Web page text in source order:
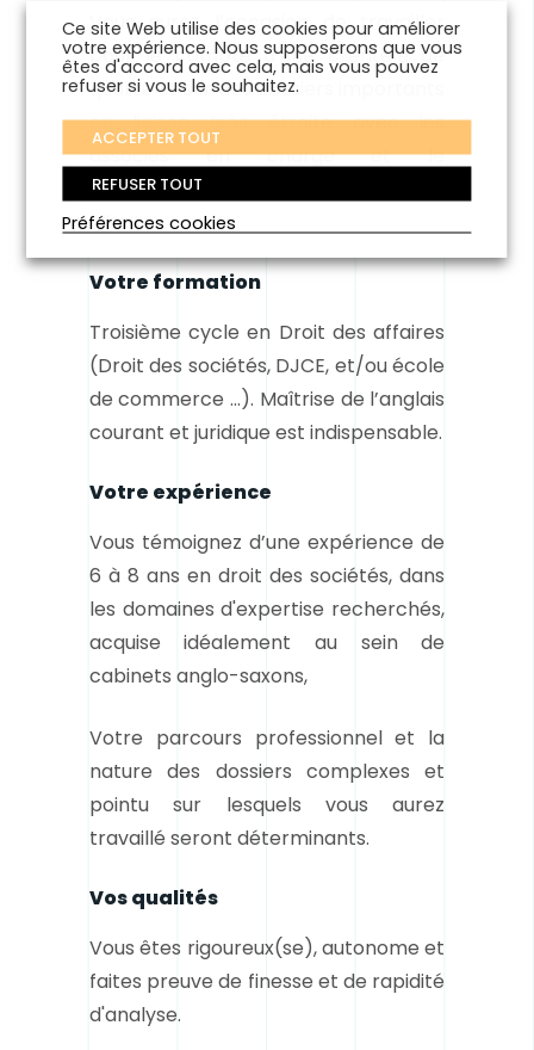
Vous aurez l’occasion de travailler
pour le compte d’une clientèle de
qualité et sur des dossiers importants
en liaison très étroite avec les
associés en charge et le
management des entreprises
clientes.
Votre formation
Troisième cycle en Droit des affaires
(Droit des sociétés, DJCE, et/ou école
de commerce …). Maîtrise de l’anglais
courant et juridique est indispensable.
Votre expérience
Vous témoignez d’une expérience de
6 à 8 ans en droit des sociétés, dans
les domaines d'expertise recherchés,
acquise idéalement au sein de
cabinets anglo-saxons,
Votre parcours professionnel et la
nature des dossiers complexes et
pointu sur lesquels vous aurez
travaillé seront déterminants.
Vos qualités
Vous êtes rigoureux(se), autonome et
faites preuve de finesse et de rapidité
d'analyse.
Ce site Web utilise des cookies pour améliorer
votre expérience. Nous supposerons que vous
êtes d'accord avec cela, mais vous pouvez
refuser si vous le souhaitez.
ACCEPTER TOUT
REFUSER TOUT
Préférences cookies